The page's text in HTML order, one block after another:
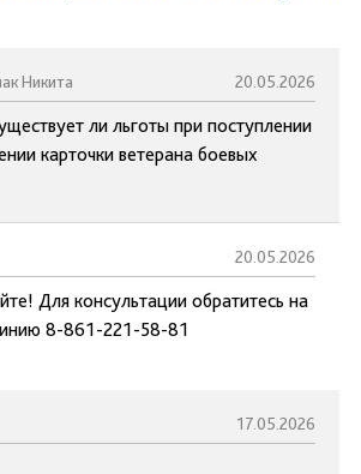
Никита 20.05.2026
ли льготы при поступлении
карточки ветерана боевых
20.05.2026
Для консультации обратитесь на
8-861-221-58-81
17.05.2026